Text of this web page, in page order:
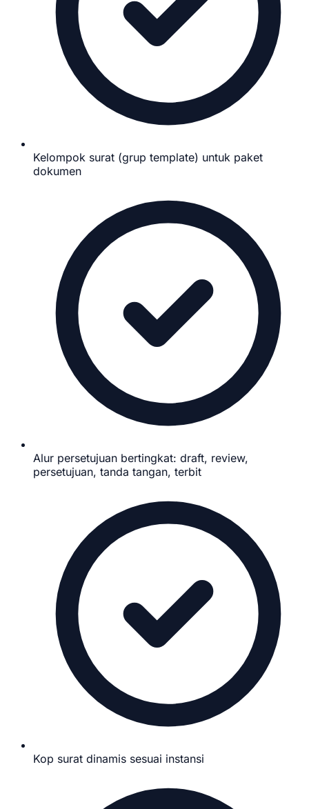
Kelompok surat (grup template) untuk paket
dokumen
Alur persetujuan bertingkat: draft, review,
persetujuan, tanda tangan, terbit
Kop surat dinamis sesuai instansi